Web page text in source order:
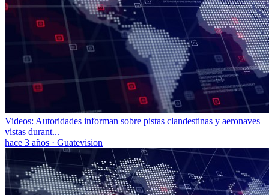
Videos: Autoridades informan sobre pistas clandestinas y aeronaves
vistas durant...
hace 3 años · Guatevision